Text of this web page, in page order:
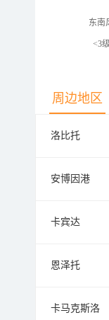
东南
<3级
周边地区
洛比托
安博因港
卡宾达
恩泽托
卡马克斯洛